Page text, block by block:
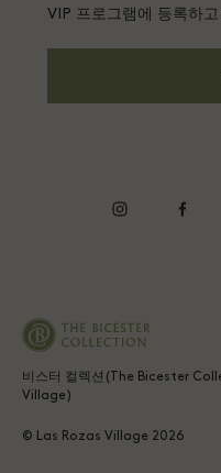
Gift Card
호텔 및 지역 명소
VIP 프로그램에 등록하
비스터 컬렉션(The Bicester
Village)
© Las Rozas Village 2026
instagram